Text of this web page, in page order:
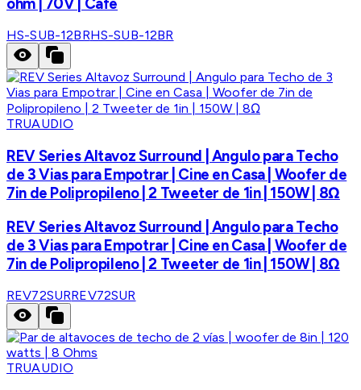
HS-SUB-12BRHS-SUB-12BR
TRUAUDIO
REV Series Altavoz Surround | Angulo para Techo
de 3 Vias para Empotrar | Cine en Casa | Woofer de
7in de Polipropileno | 2 Tweeter de 1in | 150W | 8Ω
REV Series Altavoz Surround | Angulo para Techo
de 3 Vias para Empotrar | Cine en Casa | Woofer de
7in de Polipropileno | 2 Tweeter de 1in | 150W | 8Ω
REV72SURREV72SUR
TRUAUDIO